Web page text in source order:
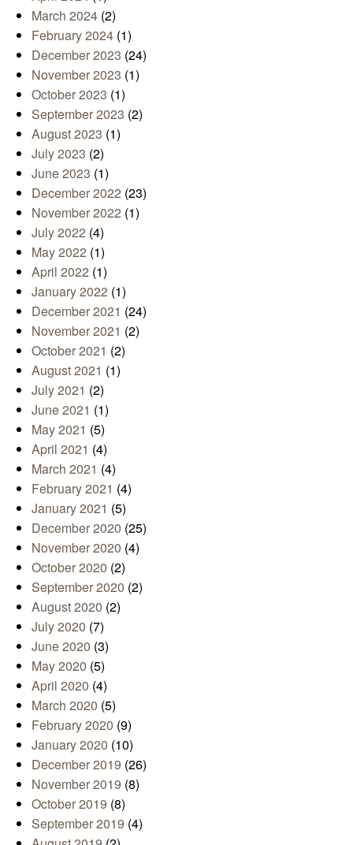
March 2024 (2)
February 2024 (1)
December 2023 (24)
November 2023 (1)
October 2023 (1)
September 2023 (2)
August 2023 (1)
July 2023 (2)
June 2023 (1)
December 2022 (23)
November 2022 (1)
July 2022 (4)
May 2022 (1)
April 2022 (1)
January 2022 (1)
December 2021 (24)
November 2021 (2)
October 2021 (2)
August 2021 (1)
July 2021 (2)
June 2021 (1)
May 2021 (5)
April 2021 (4)
March 2021 (4)
February 2021 (4)
January 2021 (5)
December 2020 (25)
November 2020 (4)
October 2020 (2)
September 2020 (2)
August 2020 (2)
July 2020 (7)
June 2020 (3)
May 2020 (5)
April 2020 (4)
March 2020 (5)
February 2020 (9)
January 2020 (10)
December 2019 (26)
November 2019 (8)
October 2019 (8)
September 2019 (4)